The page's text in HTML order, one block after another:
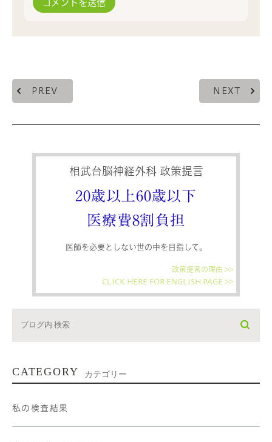
PREV NEXT
相武台脳神経外科 政策提言
20歳以上60歳以下
医療費8割負担
医師を必要としない世の中を目指して。
政策提言の理由 >>
CLICK HERE FOR ENGLISH PAGE >>
CATEGORY カテゴリー
私の検査結果